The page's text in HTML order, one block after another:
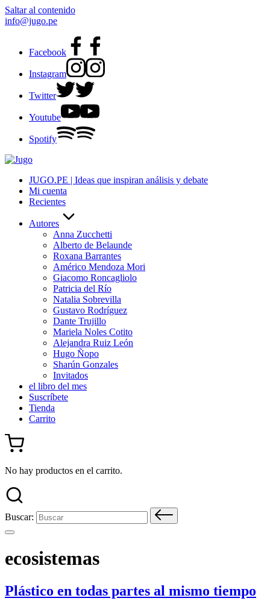
Saltar al contenido
info@jugo.pe
Facebook
Instagram
Twitter
Youtube
Spotify
JUGO.PE | Ideas que inspiran análisis y debate
Mi cuenta
Recientes
Autores
Anna Zucchetti
Alberto de Belaunde
Roxana Barrantes
Américo Mendoza Mori
Giacomo Roncagliolo
Patricia del Río
Natalia Sobrevilla
Gustavo Rodríguez
Dante Trujillo
Mariela Noles Cotito
Alejandra Ruiz León
Hugo Ñopo
Sharún Gonzales
Invitados
el libro del mes
Suscríbete
Tienda
Carrito
No hay productos en el carrito.
Buscar:
ecosistemas
Plástico en todas partes al mismo tiempo